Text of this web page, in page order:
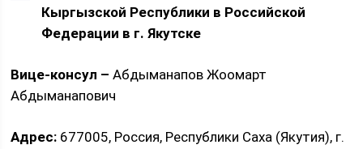
Кыргызской Республики в Российской
Федерации в г. Якутске
Вице-консул – Абдыманапов Жоомарт
Абдыманапович
Адрес: 677005, Россия, Республики Саха (Якутия), г.